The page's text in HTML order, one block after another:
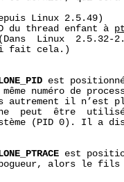
Linux 2.5.49)
du thread enfant à
Linux  2.5.32-
fait cela.)
est
numéro de
autrement il n’est
peut  être
(PID 0). Il a
est
alors le